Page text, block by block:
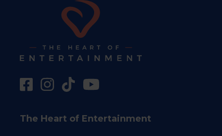
The Heart of Entertainment